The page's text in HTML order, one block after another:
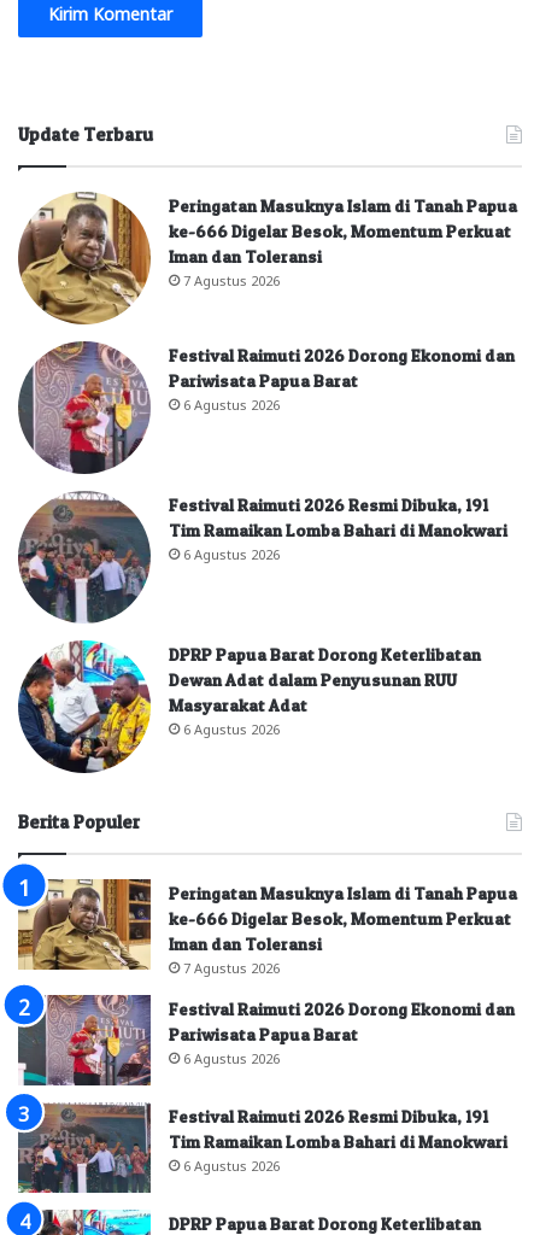
Update Terbaru
Peringatan Masuknya Islam di Tanah Papua
ke-666 Digelar Besok, Momentum Perkuat
Iman dan Toleransi
7 Agustus 2026
Festival Raimuti 2026 Dorong Ekonomi dan
Pariwisata Papua Barat
6 Agustus 2026
Festival Raimuti 2026 Resmi Dibuka, 191
Tim Ramaikan Lomba Bahari di Manokwari
6 Agustus 2026
DPRP Papua Barat Dorong Keterlibatan
Dewan Adat dalam Penyusunan RUU
Masyarakat Adat
6 Agustus 2026
Berita Populer
Peringatan Masuknya Islam di Tanah Papua
ke-666 Digelar Besok, Momentum Perkuat
Iman dan Toleransi
7 Agustus 2026
Festival Raimuti 2026 Dorong Ekonomi dan
Pariwisata Papua Barat
6 Agustus 2026
Festival Raimuti 2026 Resmi Dibuka, 191
Tim Ramaikan Lomba Bahari di Manokwari
6 Agustus 2026
DPRP Papua Barat Dorong Keterlibatan